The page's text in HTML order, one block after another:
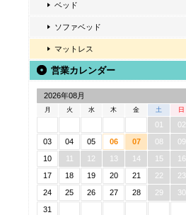
ベッド
ソファベッド
マットレス
営業カレンダー
2026年08月
月 火 水 木 金 土 日
01
02
03
04 05 06 07 08
09
10
11 12 13 14 15
16
17
18 19 20 21 22
23
24
25 26 27 28 29
30
31